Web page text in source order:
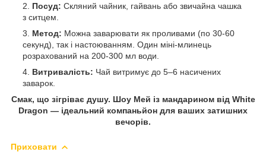
Посуд: Скляний чайник, гайвань або звичайна чашка
з ситцем.
Метод: Можна заварювати як проливами (по 30-60
секунд), так і настоюванням. Один міні-млинець
розрахований на 200-300 мл води.
Витривалість: Чай витримує до 5–6 насичених
заварок.
Смак, що зігріває душу. Шоу Мей із мандарином від White
Dragon — ідеальний компаньйон для ваших затишних
вечорів.
Приховати